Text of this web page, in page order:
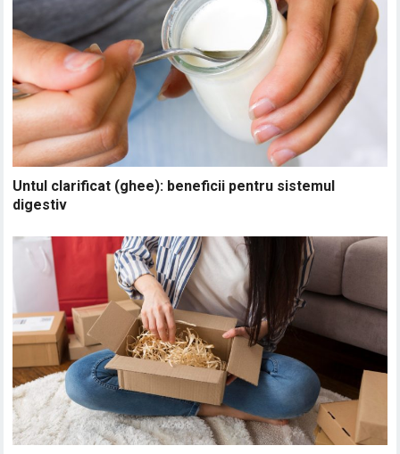
Untul clarificat (ghee): beneficii pentru sistemul
digestiv